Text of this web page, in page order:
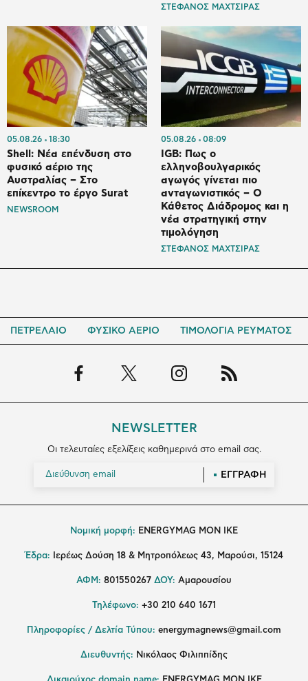
ΣΤΕΦΑΝΟΣ ΜΑΧΤΣΙΡΑΣ
05.08.26 18:30
Shell: Νέα επένδυση στο
φυσικό αέριο της
Αυστραλίας – Στο
επίκεντρο το έργο Surat
NEWSROOM
05.08.26 08:09
IGB: Πως ο
ελληνοβουλγαρικός
αγωγός γίνεται πιο
ανταγωνιστικός – Ο
Κάθετος Διάδρομος και η
νέα στρατηγική στην
τιμολόγηση
ΣΤΕΦΑΝΟΣ ΜΑΧΤΣΙΡΑΣ
ΠΕΤΡΕΛΑΙΟ ΦΥΣΙΚΟ ΑΕΡΙΟ ΤΙΜΟΛΟΓΙΑ ΡΕΥΜΑΤΟΣ
NEWSLETTER
Οι τελευταίες εξελίξεις καθημερινά στο email σας.
ΕΓΓΡΑΦΗ
Νομική μορφή: ENERGYMAG MON IKE
Έδρα: Ιερέως Δούση 18 & Μητροπόλεως 43, Μαρούσι, 15124
ΑΦΜ: 801550267 ΔΟΥ: Αμαρουσίου
Τηλέφωνο: +30 210 640 1671
Πληροφορίες / Δελτία Τύπου: energymagnews@gmail.com
Διευθυντής: Νικόλαος Φιλιππίδης